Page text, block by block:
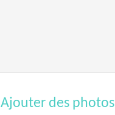
Ajouter des photos